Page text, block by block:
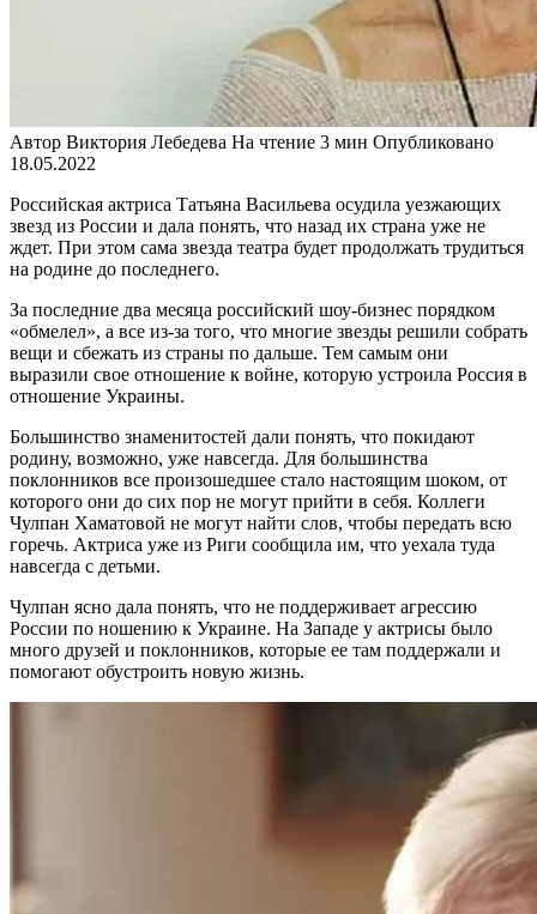
Автор Виктория Лебедева На чтение 3 мин Опубликовано
18.05.2022
Российская актриса Татьяна Васильева осудила уезжающих
звезд из России и дала понять, что назад их страна уже не
ждет. При этом сама звезда театра будет продолжать трудиться
на родине до последнего.
За последние два месяца российский шоу-бизнес порядком
«обмелел», а все из-за того, что многие звезды решили собрать
вещи и сбежать из страны по дальше. Тем самым они
выразили свое отношение к войне, которую устроила Россия в
отношение Украины.
Большинство знаменитостей дали понять, что покидают
родину, возможно, уже навсегда. Для большинства
поклонников все произошедшее стало настоящим шоком, от
которого они до сих пор не могут прийти в себя. Коллеги
Чулпан Хаматовой не могут найти слов, чтобы передать всю
горечь. Актриса уже из Риги сообщила им, что уехала туда
навсегда с детьми.
Чулпан ясно дала понять, что не поддерживает агрессию
России по ношению к Украине. На Западе у актрисы было
много друзей и поклонников, которые ее там поддержали и
помогают обустроить новую жизнь.